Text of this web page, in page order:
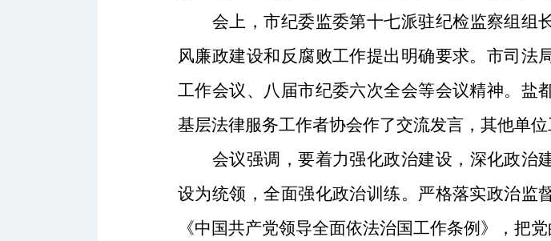
会上，市纪委监委第十七派驻纪检监察组组
风廉政建设和反腐败工作提出明确要求。市司法
工作会议、八届市纪委六次全会等会议精神。 盐
基层法律服务工作者协会作了交流发言，其他单位
会议强调，要着力强化政治建设，深化政治
设为统领，全面强化政治训练。严格落实政治监
《中国共产党领导全面依法治国工作条例》，把